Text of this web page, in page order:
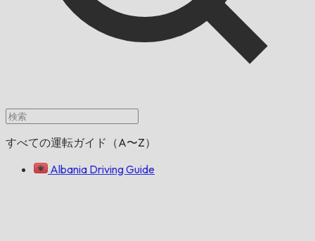
すべての運転ガイド（A〜Z）
Albania Driving Guide